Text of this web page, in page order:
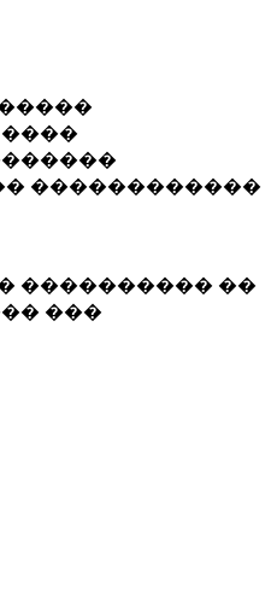
������������
���������� ��
���